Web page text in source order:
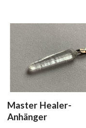
Master Healer-
Anhänger